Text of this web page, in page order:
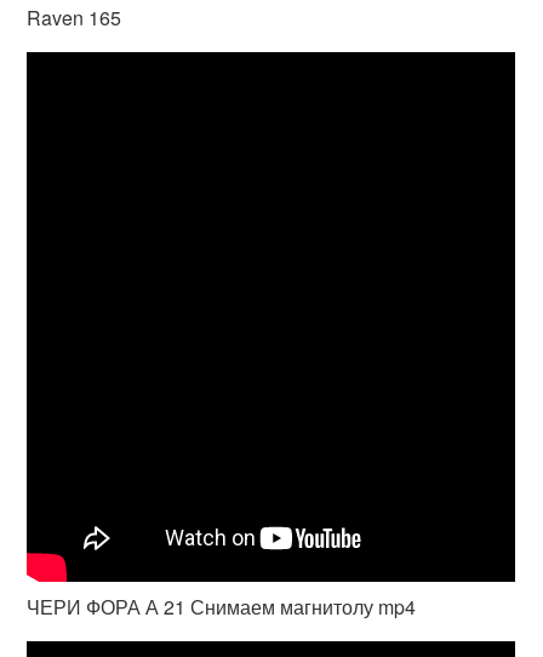
Raven 165
ЧЕРИ ФОРА А 21 Снимаем магнитолу mp4